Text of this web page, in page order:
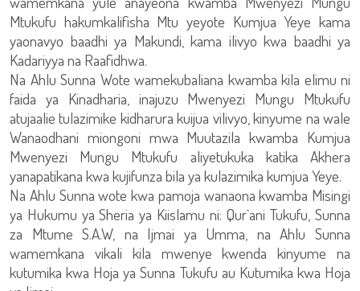
Mtukufu hakumkalifisha Mtu yeyote Kumjua Yeye kama
yaonavyo baadhi ya Makundi, kama ilivyo kwa baadhi ya
Kadariyya na Raafidhwa.
Na Ahlu Sunna Wote wamekubaliana kwamba kila elimu ni
faida ya Kinadharia, inajuzu Mwenyezi Mungu Mtukufu
atujaalie tulazimike kidharura kuijua vilivyo, kinyume na wale
Wanaodhani miongoni mwa Muutazila kwamba Kumjua
Mwenyezi Mungu Mtukufu aliyetukuka katika Akhera
yanapatikana kwa kujifunza bila ya kulazimika kumjua Yeye.
Na Ahlu Sunna wote kwa pamoja wanaona kwamba Misingi
ya Hukumu ya Sheria ya Kiislamu ni: Qur`ani Tukufu, Sunna
za Mtume S.A.W, na Ijmai ya Umma, na Ahlu Sunna
wamemkana vikali kila mwenye kwenda kinyume na
kutumika kwa Hoja ya Sunna Tukufu au Kutumika kwa Hoja